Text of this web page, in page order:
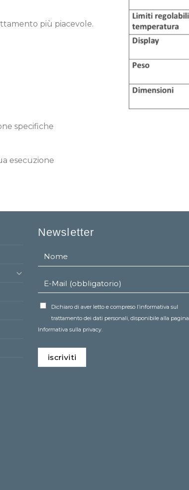
più piacevole.
specifiche
esecuzione
Newsletter
Dichiaro di aver letto e compreso l’informativa sul
trattamento dei dati personali, disponibile alla pagina
Informativa sulla privacy.